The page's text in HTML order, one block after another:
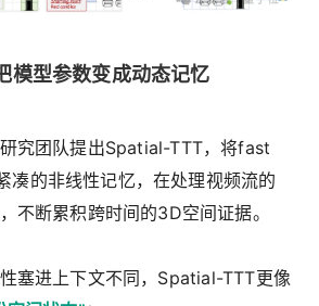
型参数变成动态记忆
究团队提出Spatial-TTT，将fast
凑的非线性记忆，在处理视频流的
不断累积跨时间的3D空间证据。
塞进上下文不同，Spatial-TTT更像